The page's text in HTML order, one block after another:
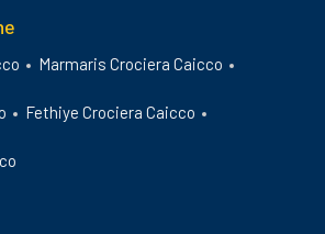
Marmaris Crociera Caicco
Fethiye Crociera Caicco